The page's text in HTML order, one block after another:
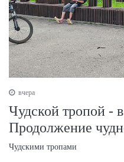
вчера
Чудской тропой -
Продолжение
Чудскими тропами